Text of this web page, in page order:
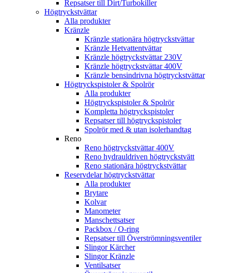
Repsatser till Dirt/Turbokiller
Högtryckstvättar
Alla produkter
Kränzle
Kränzle stationära högtryckstvättar
Kränzle Hetvattentvättar
Kränzle högtryckstvättar 230V
Kränzle högtryckstvättar 400V
Kränzle bensindrivna högtryckstvättar
Högtryckspistoler & Spolrör
Alla produkter
Högtryckspistoler & Spolrör
Kompletta högtryckspistoler
Repsatser till högtryckspistoler
Spolrör med & utan isolerhandtag
Reno
Reno högtryckstvättar 400V
Reno hydrauldriven högtryckstvätt
Reno stationära högtryckstvättar
Reservdelar högtryckstvättar
Alla produkter
Brytare
Kolvar
Manometer
Manschettsatser
Packbox / O-ring
Repsatser till Överströmningsventiler
Slingor Kärcher
Slingor Kränzle
Ventilsatser